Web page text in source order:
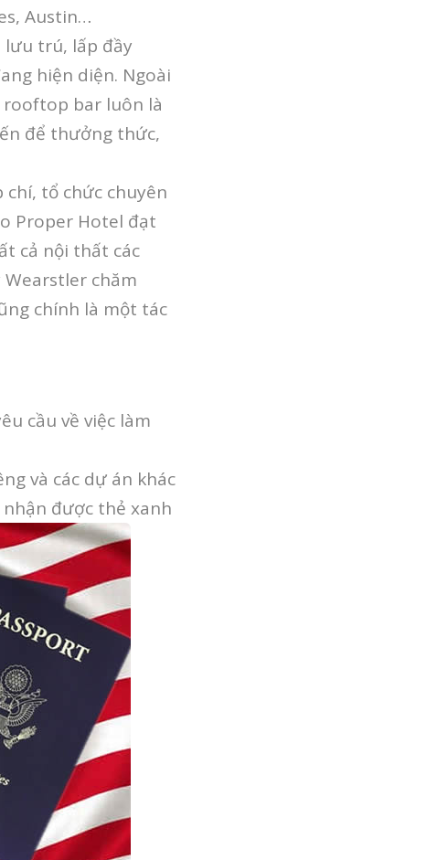
Austin…
lưu trú, lấp đầy
hiện diện. Ngoài
rooftop bar luôn là
để thưởng thức,
tổ chức chuyên
Proper Hotel đạt
cả nội thất các
chăm
chính là một tác
cầu về việc làm
và các dự án khác
nhận được thẻ xanh